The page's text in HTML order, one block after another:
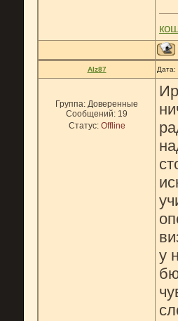
Alz87 Дата:
Группа: Доверенные
Сообщений: 19
Статус: Offline
у